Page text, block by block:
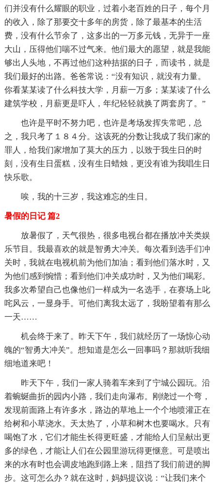
们并没有什么耀眼的职业，过着小老百姓的日子，每个月
的收入，除了那要交十多年的房货，除了最基本的生活
费，没有什么节余了，这多出的一万多元钱，无异于一座
大山，压得他们喘不过气来。他们最大的愿望，就是我能
够出人头地，不再过他们这种拮据的日子，而读书，就是
我们最好的出路。爸爸常说：“没有知识，就没有力量。
你看某某读了什么科技大学，月薪一万多；某某读了什么
建筑学校，月薪更是吓人，年纪轻轻就换了两套房了。”
也许是平时不努力吧，也许是考场发挥失常吧，总
之，我只考了１８４分。这该死的分数让我成了我们家的
罪人，给我们家增加了莫大的压力，以致于我生日的时
刻，没有生日蛋糕，没有生日蜡烛，更没有谁为我唱生日
快乐歌。
唉，我的十三岁，我这难忘的生日。
暑假的日记 篇2
放暑假了，天气很热，很多电视台都在播放冲关类娱
乐节目。我最喜欢的就是智勇大冲关。每次看到选手们冲
关时，我就在电视机前为他们加油；看到他们落水时，又
为他们感到惋惜；看到他们冲关成功时，又为他们喝彩。
我多次希望自己也像他们一样成为一名选手，在赛场上叱
咤风云，一显身手。可他们离我太远了，我盼望着有那么
一天……
机会终于来了。昨天下午，我们就经历了一场惊心动
魄的“智勇大冲关”。想知道是怎么一回事吗？那就听我细
细地道来吧！
昨天下午，我们一家人骑着车来到了宁城公园玩。沿
着蜿蜒曲折的园内小路，我们走向瀑布。刚绕过一个弯，
发现前面路上有许多水，路边的草地上一个个地喷灌正在
给树和小草浇水。天太热了，小草和树木也要喝水。只有
喝饱了水，它们才能生长得更旺盛，才能给人们呈献出更
多的绿色，才能让人们在公园里游玩得更惬意。可是喷出
来的水有时也会调皮地跑到路上来，阻挡了我们前进的脚
步。这可怎么办？就在这时，妈妈提议说：“让我们来个